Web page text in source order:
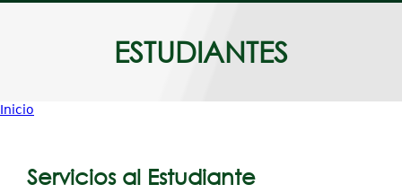
Nuestro Centro
Proyectos / Extensión
ESTUDIANTES
está
Inicio
Servicios al Estudiante